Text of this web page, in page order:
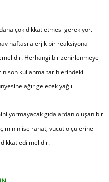
çok dikkat etmesi gerekiyor.
haftası alerjik bir reaksiyona
Herhangi bir zehirlenmeye
son kullanma tarihlerindeki
ağır gelecek yağlı
yormayacak gıdalardan oluşan bir
ise rahat, vücut ölçülerine
edilmelidir.